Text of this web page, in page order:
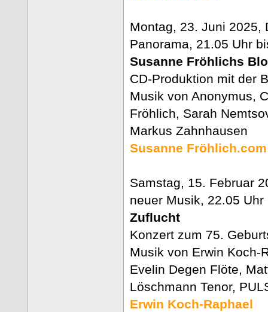
Montag, 23. Juni 2025,
Panorama, 21.05 Uhr
Susanne Fröhlichs
CD-Produktion mit der
Musik von Anonymus,
Fröhlich, Sarah
Markus Zahnhausen
Susanne Fröhlich.com
Samstag, 15. Februar
neuer Musik, 22.05
Zuflucht
Konzert zum 75.
Musik von Erwin Koch-
Evelin Degen Flöte,
Löschmann Tenor,
Erwin Koch-Raphael